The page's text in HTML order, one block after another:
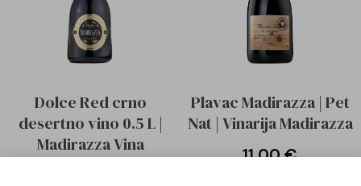
Dolce Red crno
desertno vino 0.5 L |
Madirazza Vina
Plavac Madirazza | Pet
Nat | Vinarija Madirazza
11,00€